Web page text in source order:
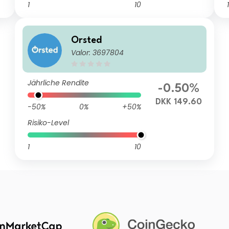
1 10 1
Orsted
Valor: 3697804
Jährliche Rendite
-50% 0%
+50%
Risiko-Level
1 10
-0.50%
DKK 149.60